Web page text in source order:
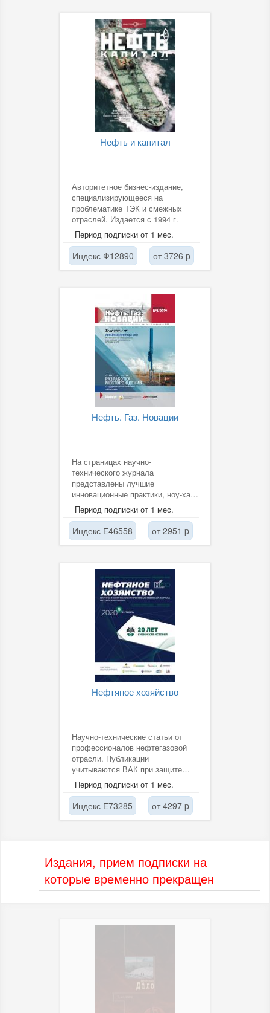
Нефть и капитал
Авторитетное бизнес-издание,
специализирующееся на
проблематике ТЭК и смежных
отраслей. Издается с 1994 г.
Период подписки от 1 мес.
Индекс Ф12890 от 3726 p
Нефть. Газ. Новации
На страницах научно-
технического журнала
представлены лучшие
инновационные практики, ноу-хау,
передовой опыт. Журнал
является одной из самых...
Период подписки от 1 мес.
Индекс Е46558 от 2951 p
Нефтяное хозяйство
Научно-технические статьи от
профессионалов нефтегазовой
отрасли. Публикации
учитываются ВАК при защите
диссертаций на соискание ученых
степеней...
Период подписки от 1 мес.
Индекс Е73285 от 4297 p
Издания, прием подписки на
которые временно прекращен